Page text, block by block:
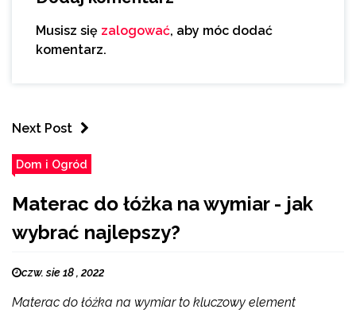
Musisz się zalogować, aby móc dodać
komentarz.
Next Post
Dom i Ogród
Materac do łóżka na wymiar - jak
wybrać najlepszy?
czw. sie 18 , 2022
Materac do łóżka na wymiar to kluczowy element